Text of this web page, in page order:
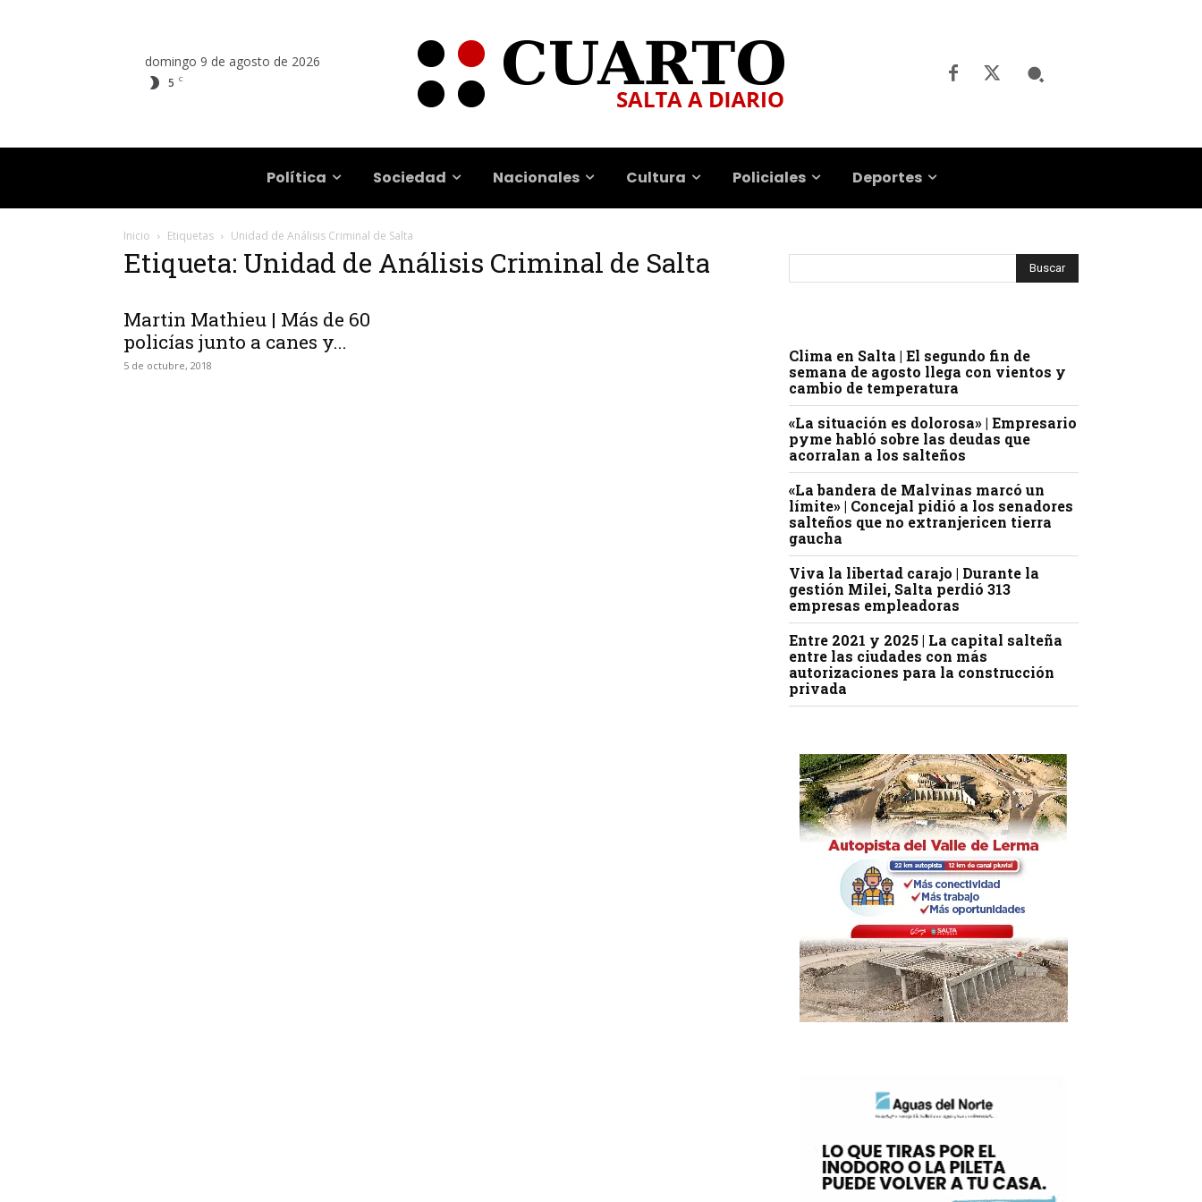
domingo 9 de agosto de 2026
5 C
Política Sociedad Nacionales Cultura Policiales Deportes
Inicio Etiquetas Unidad de Análisis Criminal de Salta
Etiqueta: Unidad de Análisis Criminal de Salta
Martin Mathieu | Más de 60
policías junto a canes y...
5 de octubre, 2018
Clima en Salta | El segundo fin de
semana de agosto llega con vientos y
cambio de temperatura
«La situación es dolorosa» | Empresario
pyme habló sobre las deudas que
acorralan a los salteños
«La bandera de Malvinas marcó un
límite» | Concejal pidió a los senadores
salteños que no extranjericen tierra
gaucha
Viva la libertad carajo | Durante la
gestión Milei, Salta perdió 313
empresas empleadoras
Entre 2021 y 2025 | La capital salteña
entre las ciudades con más
autorizaciones para la construcción
privada